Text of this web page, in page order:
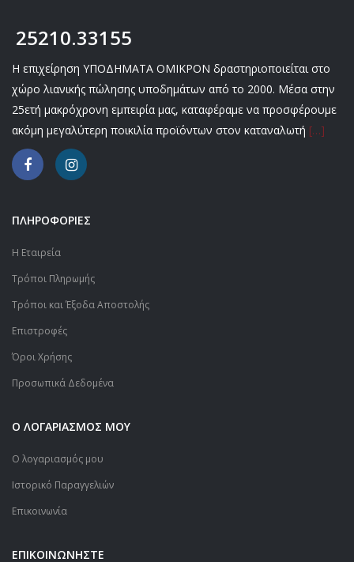
25210.33155
Η επιχείρηση ΥΠΟΔΗΜΑΤΑ ΟΜΙΚΡΟΝ δραστηριοποιείται στο
χώρο λιανικής πώλησης υποδημάτων από το 2000. Μέσα στην
25ετή μακρόχρονη εμπειρία μας, καταφέραμε να προσφέρουμε
ακόμη μεγαλύτερη ποικιλία προϊόντων στον καταναλωτή […]
ΠΛΗΡΟΦΟΡΙΕΣ
Η Εταιρεία
Τρόποι Πληρωμής
Τρόποι και Έξοδα Αποστολής
Επιστροφές
Όροι Χρήσης
Προσωπικά Δεδομένα
Ο ΛΟΓΑΡΙΑΣΜΟΣ ΜΟΥ
Ο λογαριασμός μου
Ιστορικό Παραγγελιών
Επικοινωνία
ΕΠΙΚΟΙΝΩΝΗΣΤΕ